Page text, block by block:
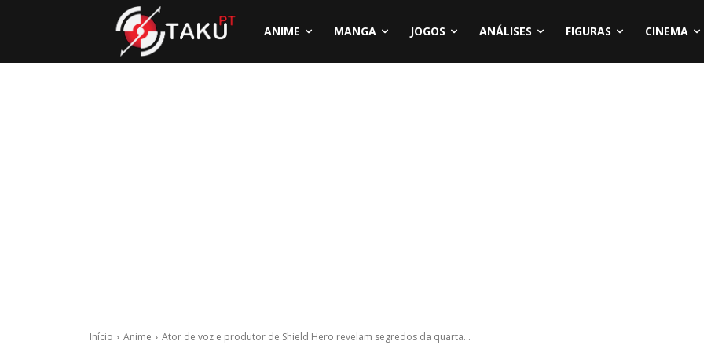
ANIME MANGA JOGOS ANÁLISES FIGURAS CINEMA
Início Anime Ator de voz e produtor de Shield Hero revelam segredos da quarta...